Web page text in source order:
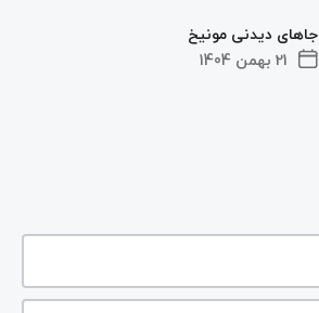
21 بهمن 1404
جاهای دیدنی مونیخ